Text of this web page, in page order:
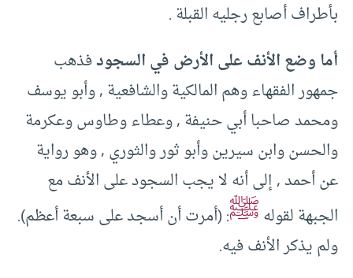
بأطراف أصابع رجليه القبلة .
أما وضع الأنف على الأرض في السجودفذهب
جمهور الفقهاء وهم المالكية والشافعية , وأبو يوسف
ومحمد صاحبا أبي حنيفة , وعطاء وطاوس وعكرمة
والحسن وابن سيرين وأبو ثور والثوري , وهو رواية
عن أحمد , إلى أنه لا يجب السجود على الأنف مع
الجبهة لقولهﷺ: (أمرت أن أسجد على سبعة أعظم).
ولم يذكر الأنف فيه.